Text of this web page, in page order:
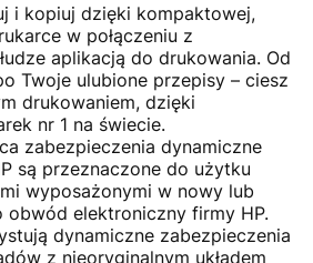
i kopiuj dzięki kompaktowej,
w połączeniu z
aplikacją do drukowania. Od
Twoje ulubione przepisy – ciesz
drukowaniem, dzięki
nr 1 na świecie.
zabezpieczenia dynamiczne
są przeznaczone do użytku
wyposażonymi w nowy lub
obwód elektroniczny firmy HP.
dynamiczne zabezpieczenia
z nieoryginalnym układem